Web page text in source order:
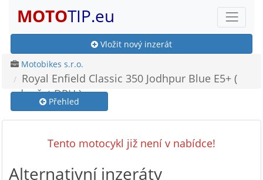
MOTOTIP.eu
Vložit nový inzerát
Motobikes s.r.o.
Royal Enfield Classic 350 Jodhpur Blue E5+ (
odpočet DPH )
Přehled
Tento motocykl již není v nabídce!
Alternativní inzeráty